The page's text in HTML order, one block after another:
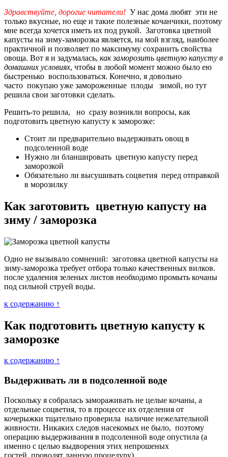
Здравствуйте, дорогие читатели! У нас дома любят эти не
только вкусные, но еще и такие полезные кочанчики, поэтому
мне всегда хочется иметь их под рукой. Заготовка цветной
капусты на зиму-заморозка является, на мой взгляд, наиболее
практичной и позволяет по максимуму сохранить свойства
овоща. Вот я и задумалась, как заморозить цветную капусту в
домашних условиях, чтобы в любой момент можно было ею
быстренько воспользоваться. Конечно, я довольно
часто покупаю уже замороженные плоды зимой, но тут
решила свои заготовки сделать.
Решить-то решила, но сразу возникли вопросы, как
подготовить цветную капусту к заморозке:
Стоит ли предварительно выдерживать овощ в
подсоленной воде
Нужно ли бланшировать цветную капусту перед
заморозкой
Обязательно ли высушивать соцветия перед отправкой
в морозилку
Как заготовить цветную капусту на
зиму / заморозка
Одно не вызывало сомнений: заготовка цветной капусты на
зиму-заморозка требует отбора только качественных вилков.
после удаления зеленых листов необходимо промыть кочаны
под сильной струей воды.
к содержанию ↑
Как подготовить цветную капусту к
заморозке
к содержанию ↑
Выдерживать ли в подсоленной воде
Поскольку я собралась замораживать не целые кочаны, а
отдельные соцветия, то в процессе их отделения от
кочерыжки тщательно проверила наличие нежелательной
живности. Никаких следов насекомых не было, поэтому
операцию выдерживания в подсоленной воде опустила (а
именно с целью выдворения этих непрошеных
гостей проводят данную процедуру).